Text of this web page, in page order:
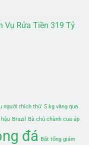
Vụ Rửa Tiền 319 Tỷ
người thích thú' 5 kg vàng qua
Brazil Bà chủ chành cua áp
đá Bắt tổng giám